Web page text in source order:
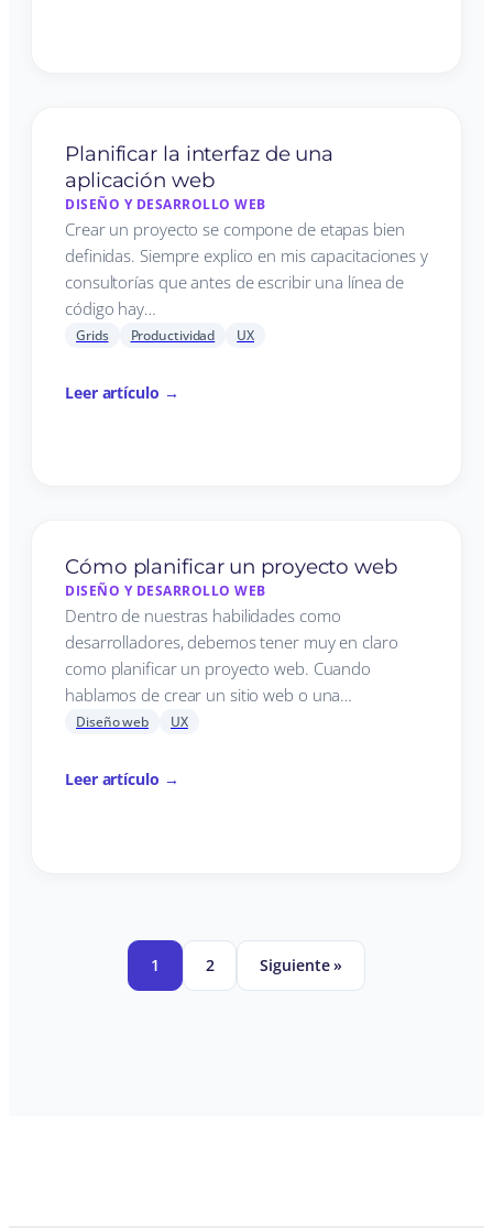
Planificar la interfaz de una
aplicación web
DISEÑO Y DESARROLLO WEB
Crear un proyecto se compone de etapas bien
definidas. Siempre explico en mis capacitaciones y
consultorías que antes de escribir una línea de
código hay…
Grids Productividad UX
Leer artículo →
Cómo planificar un proyecto web
DISEÑO Y DESARROLLO WEB
Dentro de nuestras habilidades como
desarrolladores, debemos tener muy en claro
como planificar un proyecto web. Cuando
hablamos de crear un sitio web o una…
Diseño web UX
Leer artículo →
1 2 Siguiente »